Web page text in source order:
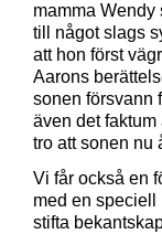
mamma Wendy
till något slags
att hon först
Aarons
sonen försvann
även det faktum
tro att sonen nu
Vi får också en
med en speciell
stifta